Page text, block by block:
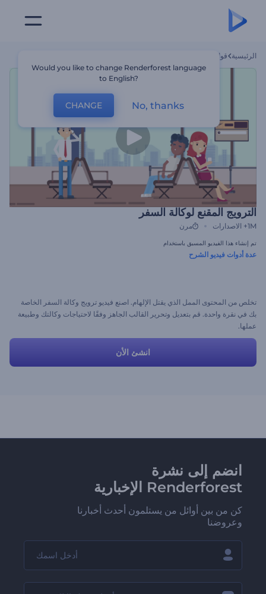
الرئيسية قوالب
الترويج المقنع لوكالة السفر
1M+ الاصدارات مرن
تم إنشاء هذا الفيديو المسبق باستخدام
عدة أدوات فيديو الشرح
تخلص من المحتوى الممل الذي يقتل الإلهام. اصنع فيديو ترويج وكالة السفر الخاصة
بك في نقرة واحدة. قم بتعديل وتحرير القالب الجاهز وفقًا لاحتياجات وكالتك وطبيعة
عملها.
انشئ الأن
انضم إلى نشرة
Renderforest الإخبارية
كن من بين أوائل من يستلمون أحدث أخبارنا
وعروضنا
Would you like to change Renderforest language
to English?
CHANGE No, thanks